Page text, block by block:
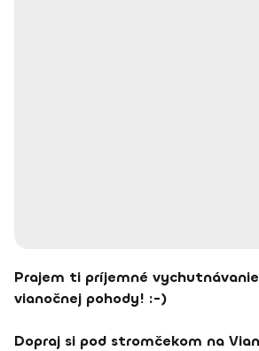
Prajem ti príjemné
vianočnej pohody! :-)
Dopraj si pod stromčekom na